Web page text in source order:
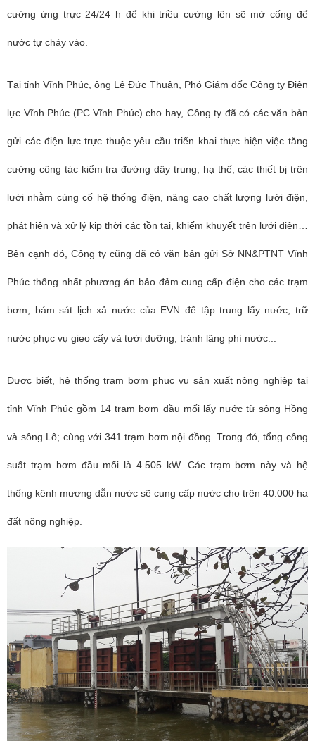
cường ứng trực 24/24 h để khi triều cường lên sẽ mở cống để
nước tự chảy vào.
Tại tỉnh Vĩnh Phúc, ông Lê Đức Thuận, Phó Giám đốc Công ty Điện
lực Vĩnh Phúc (PC Vĩnh Phúc) cho hay, Công ty đã có các văn bản
gửi các điện lực trực thuộc yêu cầu triển khai thực hiện việc tăng
cường công tác kiểm tra đường dây trung, hạ thế, các thiết bị trên
lưới nhằm củng cố hệ thống điện, nâng cao chất lượng lưới điện,
phát hiện và xử lý kịp thời các tồn tại, khiếm khuyết trên lưới điện…
Bên cạnh đó, Công ty cũng đã có văn bản gửi Sở NN&PTNT Vĩnh
Phúc thống nhất phương án bảo đảm cung cấp điện cho các trạm
bơm; bám sát lịch xả nước của EVN để tập trung lấy nước, trữ
nước phục vụ gieo cấy và tưới dưỡng; tránh lãng phí nước...
Được biết, hệ thống trạm bơm phục vụ sản xuất nông nghiệp tại
tỉnh Vĩnh Phúc gồm 14 trạm bơm đầu mối lấy nước từ sông Hồng
và sông Lô; cùng với 341 trạm bơm nội đồng. Trong đó, tổng công
suất trạm bơm đầu mối là 4.505 kW. Các trạm bơm này và hệ
thống kênh mương dẫn nước sẽ cung cấp nước cho trên 40.000 ha
đất nông nghiệp.